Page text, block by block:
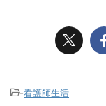
-看護師生活